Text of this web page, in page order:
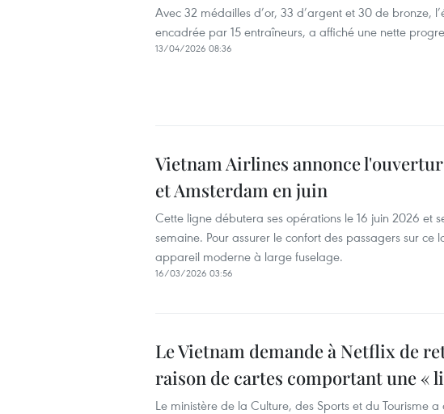
Avec 32 médailles d’or, 33 d’argent et 30 de bronze,
encadrée par 15 entraîneurs, a affiché une nette
13/04/2026 08:36
Vietnam Airlines annonce
et Amsterdam en juin
Cette ligne débutera ses opérations le 16 juin 2026 et
semaine. Pour assurer le confort des passagers sur
appareil moderne à large fuselage.
16/03/2026 03:56
Le Vietnam demande à Netflix de
raison de cartes comportant une «
Le ministère de la Culture, des Sports et du Tourisme